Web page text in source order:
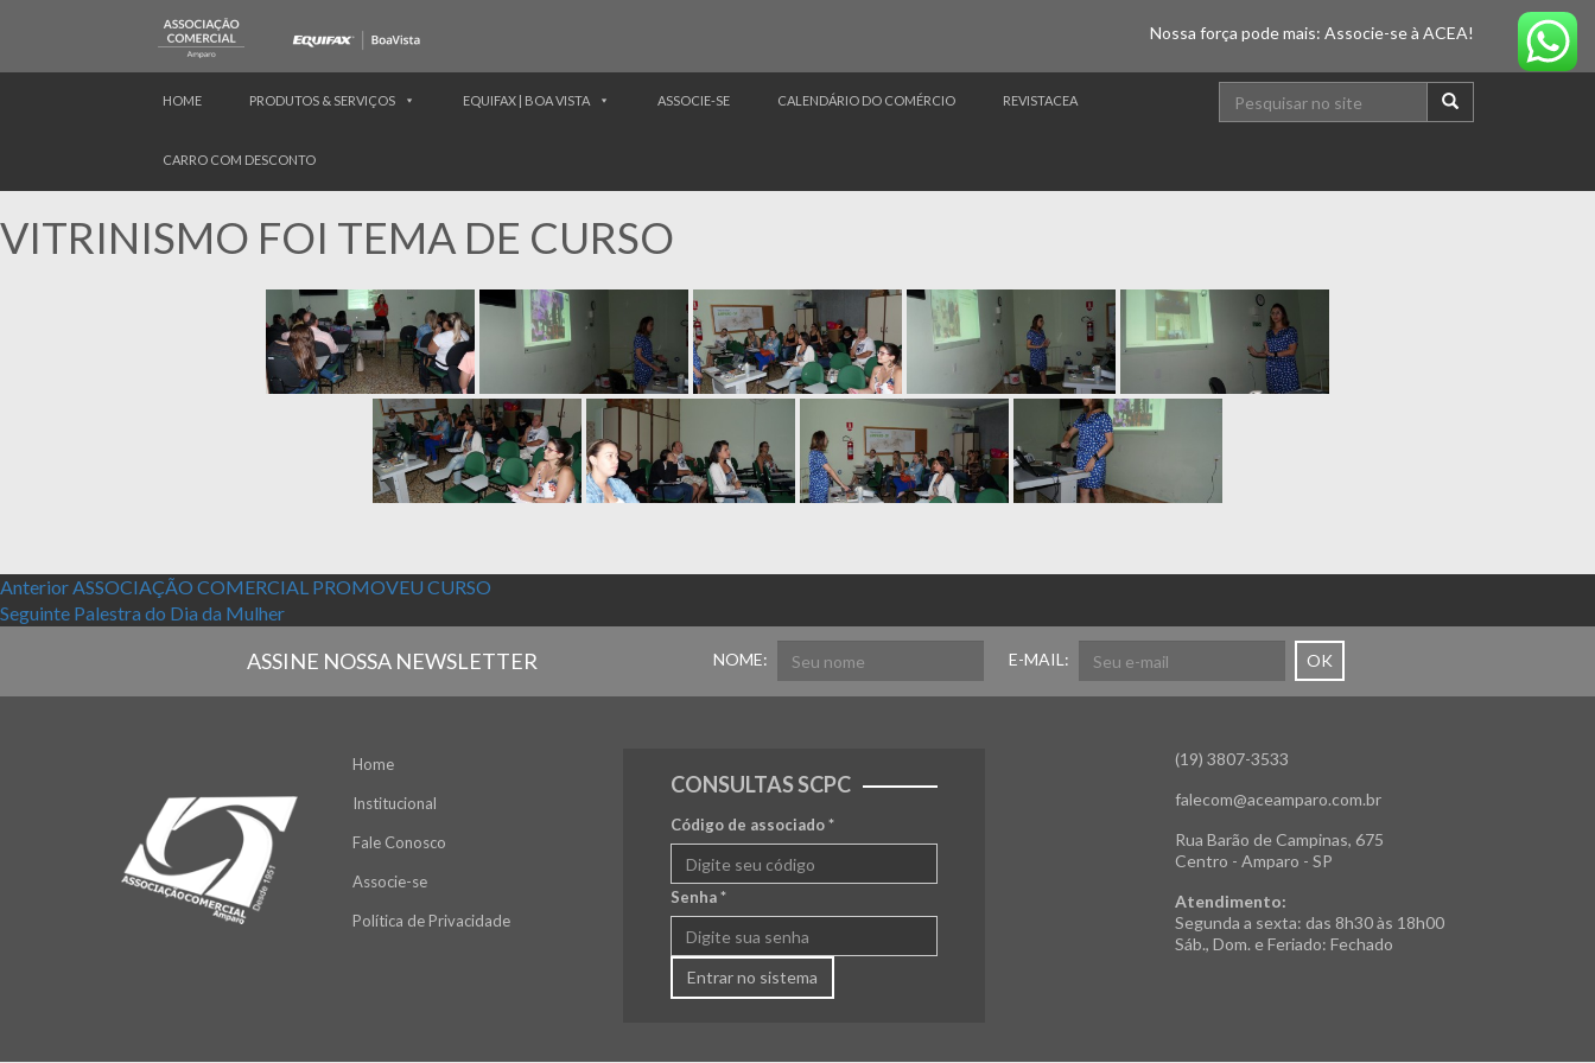
Nossa força pode mais: Associe-se à ACEA!
HOME PRODUTOS & SERVIÇOS EQUIFAX | BOA VISTA ASSOCIE-SE CALENDÁRIO DO COMÉRCIO REVISTACEA
CARRO COM DESCONTO
VITRINISMO FOI TEMA DE CURSO
Navegação de Post
Anterior Post anterior:
ASSOCIAÇÃO COMERCIAL PROMOVEU CURSO
Seguinte Próximo post:
Palestra do Dia da Mulher
ASSINE NOSSA NEWSLETTER NOME: E-MAIL: OK
Home
Institucional
Fale Conosco
Associe-se
Política de Privacidade
CONSULTAS SCPC
Código de associado*
Senha*
Entrar no sistema
(19) 3807-3533
falecom@aceamparo.com.br
Rua Barão de Campinas, 675
Centro - Amparo - SP
Atendimento:
Segunda a sexta: das 8h30 às 18h00
Sáb., Dom. e Feriado: Fechado